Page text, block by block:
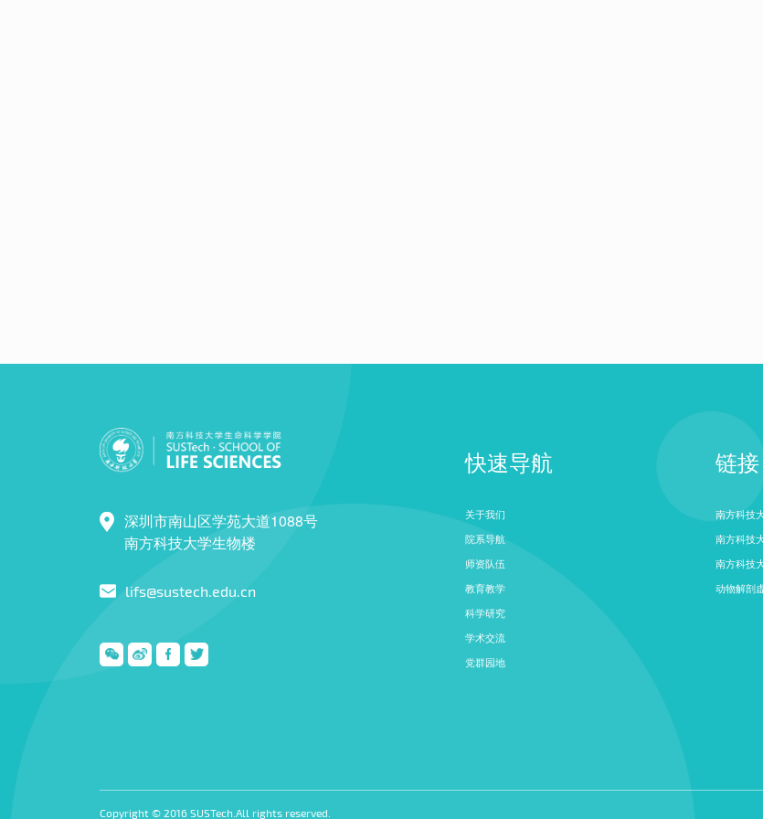
深圳市南山区学苑大道1088号
南方科技大学生物楼
lifs@sustech.edu.cn
快速导航
关于我们
院系导航
师资队伍
教育教学
科学研究
学术交流
党群园地
链接
南方科技
南方科技
南方科技
动物解剖
Copyright © 2016 SUSTech.All rights reserved.